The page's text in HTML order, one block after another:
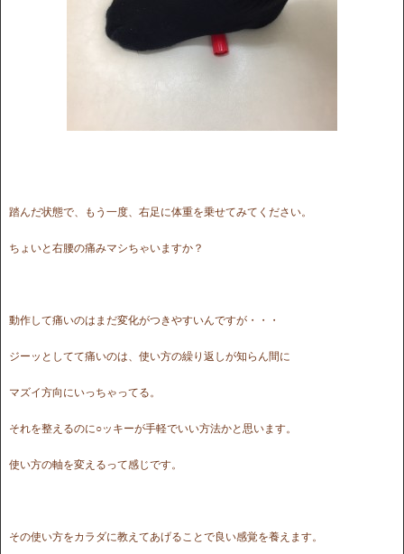
踏んだ状態で、もう一度、右足に体重を乗せてみてください。
ちょいと右腰の痛みマシちゃいますか？
動作して痛いのはまだ変化がつきやすいんですが・・・
ジーッとしてて痛いのは、使い方の繰り返しが知らん間に
マズイ方向にいっちゃってる。
それを整えるのに○ッキーが手軽でいい方法かと思います。
使い方の軸を変えるって感じです。
その使い方をカラダに教えてあげることで良い感覚を養えます。